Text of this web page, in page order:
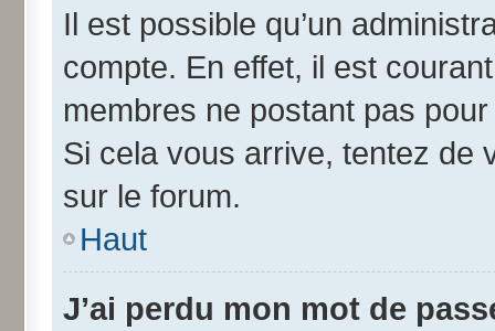
Il est possible qu’un
compte. En effet, il est
membres ne postant pas
Si cela vous arrive, tentez de
sur le forum.
Haut
J’ai perdu mon mot de